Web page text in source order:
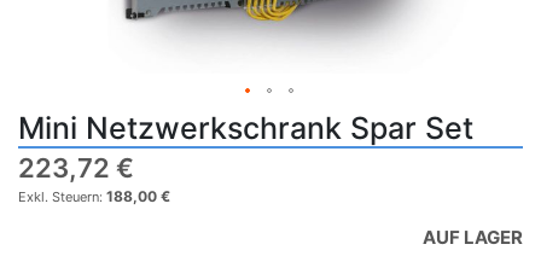
Mini Netzwerkschrank Spar Set
223,72 €
188,00 €
AUF LAGER